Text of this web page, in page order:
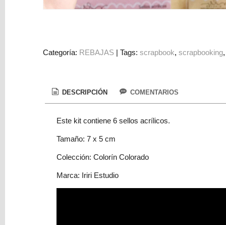
Colorantes
Figuras
Marcas
Categoría: REBAJAS |Tags:scrapbook scrapbooking
DESCRIPCIÓN COMENTARIOS
Este kit contiene 6 sellos acrílicos.
Tamaño: 7 x 5 cm
Colección: Colorín Colorado
Marca: Iriri Estudio